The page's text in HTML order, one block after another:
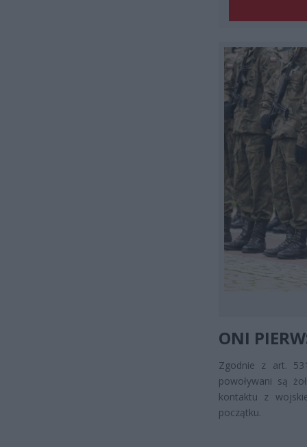
ONI
Zgodnie z art.
powoływani są
kontaktu z
początku.